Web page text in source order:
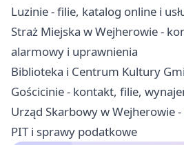
Luzinie - filie, katalog online i
Straż Miejska w Wejherowie -
alarmowy i uprawnienia
Biblioteka i Centrum Kultury
Gościcinie - kontakt, filie,
Urząd Skarbowy w Wejherowie
PIT i sprawy podatkowe